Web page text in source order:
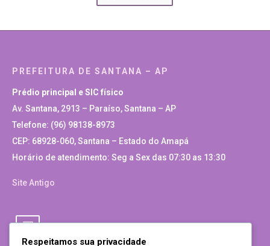
PREFEITURA DE SANTANA – AP
Prédio principal e SIC físico
Av. Santana, 2913 – Paraíso, Santana – AP
Telefone: (96) 98138-8973
CEP: 68928-060, Santana – Estado do Amapá
Horário de atendimento: Seg a Sex das 07:30 as 13:30
Site Antigo
Respeitamos sua privacidade